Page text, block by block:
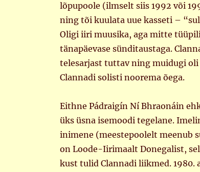
lõpupoole (ilmselt siis 1992 või
ning tõi kuulata uue kasseti –
Oligi iiri muusika, aga mitte
tänapäevase sünditaustaga.
telesarjast tuttav ning muidugi
Clannadi solisti noorema õega.
Eithne Pádraigín Ní Bhraonáin
üks üsna isemoodi tegelane.
inimene (meestepoolelt meenub
on Loode-Iirimaalt Donegalist,
kust tulid Clannadi liikmed. 1980.